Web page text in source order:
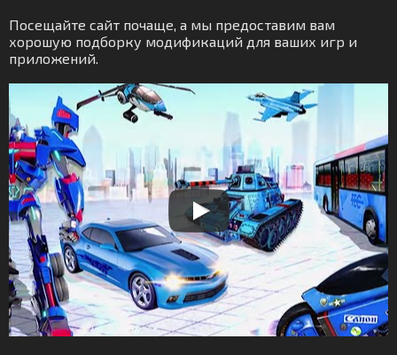
Посещайте сайт почаще, а мы предоставим вам
хорошую подборку модификаций для ваших игр и
приложений.